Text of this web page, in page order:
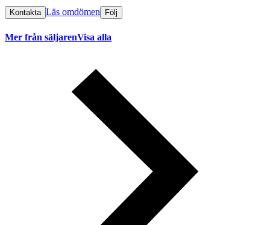
Kontakta Läs omdömen Följ
Mer från säljarenVisa alla